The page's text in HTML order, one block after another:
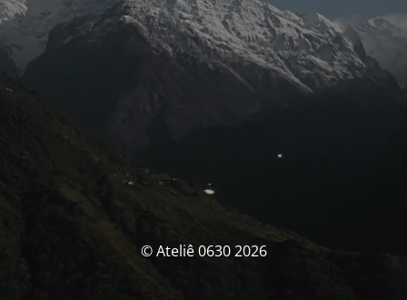
© Ateliê 0630 2026